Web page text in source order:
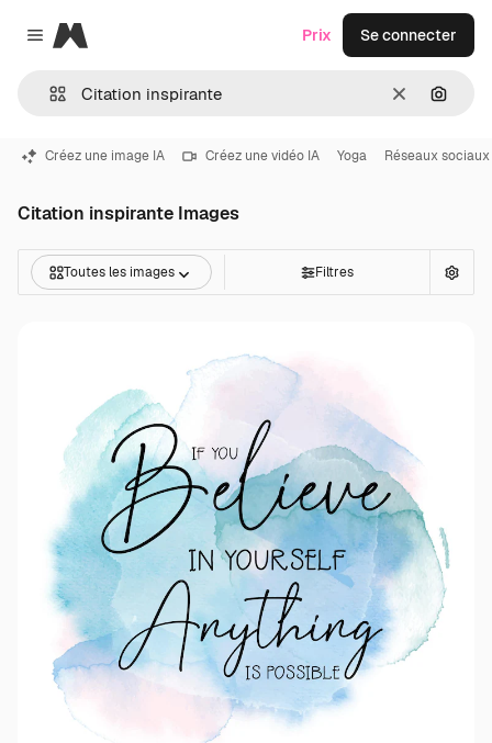
Close menu
Magnific
Effacer
Prix Se connecter
Créez une image IA Créez une vidéo IA Yoga Réseaux sociaux
Citation inspirante Images
Toutes les images Filtres